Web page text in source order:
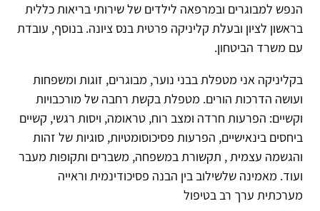
הנפש למבוגרים ובמרפאה לילדים של שירותי בריאות כללית
בראשון לציון ובעלת קליניקה פרטית בנס ציונה. בנוסף, עובדת
עם משרד הביטחון.
בקליניקה אני מטפלת בבני נוער, מבוגרים, זוגות ומשפחות
ועושה הדרכות הורים. מטפלת בקשת רחבה של מורכבויות
וקשיים: הפרעות חרדה ומצב רוח, טראומה, ויסות רגשי, קשיים
ביחסים בינאישיים, הפרעות פסיכוסומטיות, סוגיות של זהות
והגשמה עצמית , תקשורת במשפחה, משברים ותקופות מעבר
ועוד. מאמינה שלשילוב בין הבנה פסיכודינמית וראייה
מערכתית ערך רב בטיפול